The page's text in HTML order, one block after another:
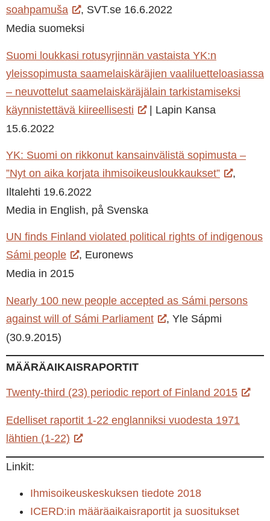
soahpamuša
, SVT.se 16.6.2022
Media suomeksi
Suomi loukkasi rotusyrjinnän vastaista YK:n
yleissopimusta saamelaiskäräjien vaaliluetteloasiassa
– neuvottelut saamelaiskäräjälain tarkistamiseksi
käynnistettävä kiireellisesti
| Lapin Kansa
15.6.2022
YK: Suomi on rikkonut kansainvälistä sopimusta –
”Nyt on aika korjata ihmisoikeusloukkaukset”
,
Iltalehti 19.6.2022
Media in English, på Svenska
UN finds Finland violated political rights of indigenous
Sámi people
, Euronews
Media in 2015
Nearly 100 new people accepted as Sámi persons
against will of Sámi Parliament
, Yle Sápmi
(30.9.2015)
MÄÄRÄAIKAISRAPORTIT
Twenty-third (23) periodic report of Finland 2015
Edelliset raportit 1-22 englanniksi vuodesta 1971
lähtien (1-22)
Linkit:
Ihmisoikeuskeskuksen tiedote 2018
ICERD:in määräaikaisraportit ja suositukset